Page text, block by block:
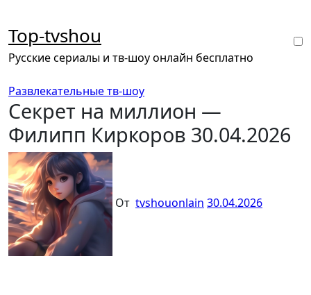
содержанию
Top-tvshou
Русские сериалы и тв-шоу онлайн бесплатно
Развлекательные тв-шоу
Секрет на миллион —
Филипп Киркоров 30.04.2026
От tvshouonlain 30.04.2026